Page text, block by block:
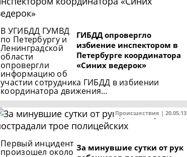
ГИБДД опровергло
избиение инспектором в
Петербурге координатора
«Синих ведерок»
В УГИБДД ГУМВД
по Петербургу и
Ленинградской
области
опровергли
информацию об
участии сотрудника ГИБДД в избиении
координатора движения…
Происшествия | 20.05.13
За минувшие сутки от рук
Первый инцидент
произошел около